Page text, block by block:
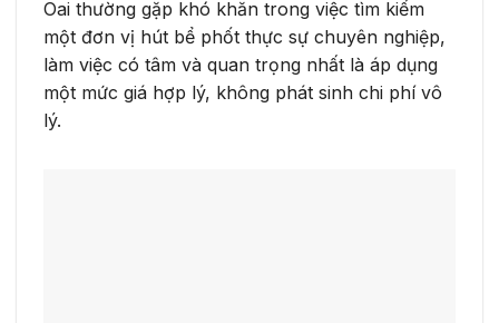
Oai thường gặp khó khăn trong việc tìm kiếm
một đơn vị hút bể phốt thực sự chuyên nghiệp,
làm việc có tâm và quan trọng nhất là áp dụng
một mức giá hợp lý, không phát sinh chi phí vô
lý.